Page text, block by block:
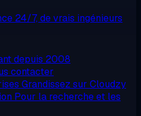
24/7, de vrais ingénieurs
depuis 2008
contacter
Grandissez sur Cloudzy
Pour la recherche et les